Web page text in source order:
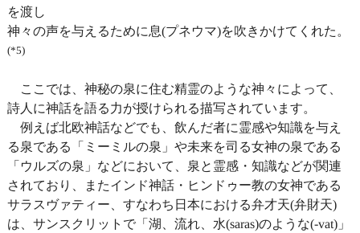
を渡し
神々の声を与えるために息(プネウマ)を吹きかけてくれた。
(*5)
ここでは、神秘の泉に住む精霊のような神々によって、
詩人に神話を語る力が授けられる描写されています。
例えば北欧神話などでも、飲んだ者に霊感や知識を与え
る泉である「ミーミルの泉」や未来を司る女神の泉である
「ウルズの泉」などにおいて、泉と霊感・知識などが関連
されており、またインド神話・ヒンドゥー教の女神である
サラスヴァティー、すなわち日本における弁才天(弁財天)
は、サンスクリットで「湖、流れ、水(saras)のような(-vat)」